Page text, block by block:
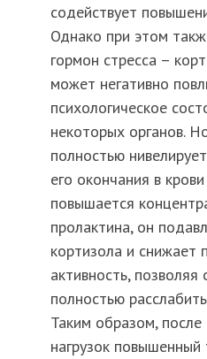
содействует
Однако при этом
гормон стресса –
может негативно
психологическое
некоторых органов.
полностью
его окончания в
повышается
пролактина, он
кортизола и снижает
активность, позволяя
полностью
Таким образом,
нагрузок повышенный